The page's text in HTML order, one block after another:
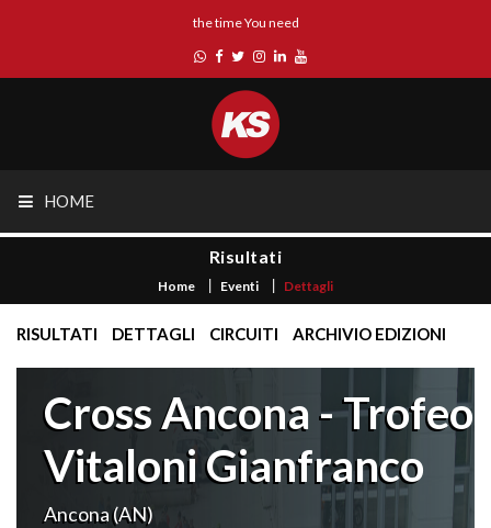
the time You need
HOME
Risultati
Home Eventi Dettagli
RISULTATI DETTAGLI CIRCUITI ARCHIVIO EDIZIONI
Cross Ancona - Trofeo
Vitaloni Gianfranco
Ancona (AN)